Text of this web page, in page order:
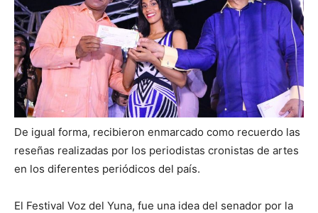
De igual forma, recibieron enmarcado como recuerdo las
reseñas realizadas por los periodistas cronistas de artes
en los diferentes periódicos del país.
El Festival Voz del Yuna, fue una idea del senador por la